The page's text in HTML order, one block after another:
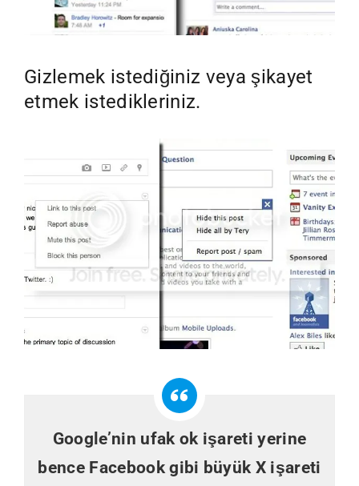
Gizlemek istediğiniz veya şikayet
etmek istedikleriniz.
Google’nin ufak ok işareti yerine
bence Facebook gibi büyük X işareti